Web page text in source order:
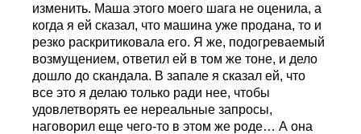
изменить. Маша этого моего шага не оценила, а
когда я ей сказал, что машина уже продана, то и
резко раскритиковала его. Я же, подогреваемый
возмущением, ответил ей в том же тоне, и дело
дошло до скандала. В запале я сказал ей, что
все это я делаю только ради нее, чтобы
удовлетворять ее нереальные запросы,
наговорил еще чего-то в этом же роде… А она